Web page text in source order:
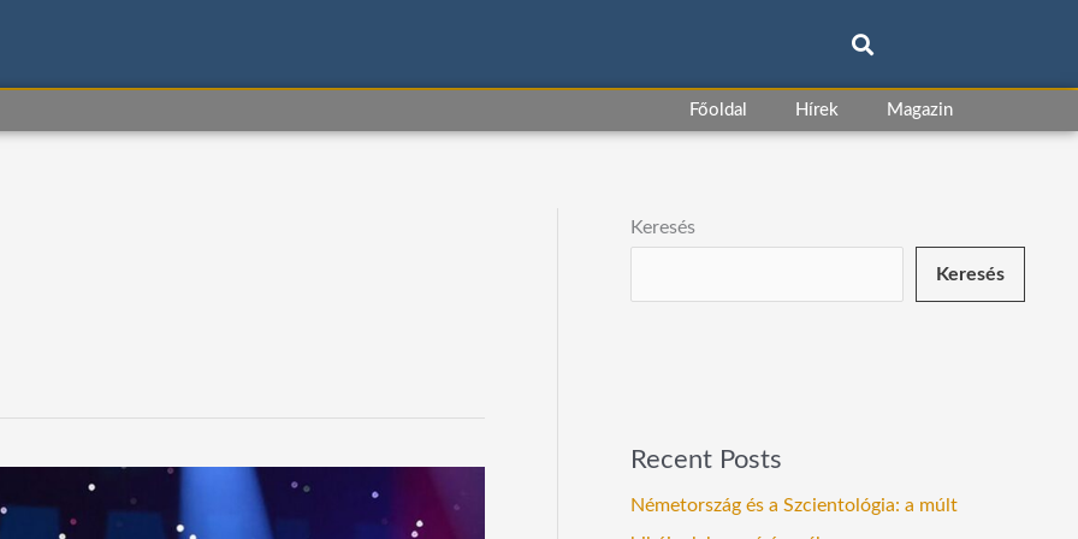
Főoldal Hírek Magazin
Keresés
Keresés
Recent Posts
Németország és a Szcientológia: a múlt